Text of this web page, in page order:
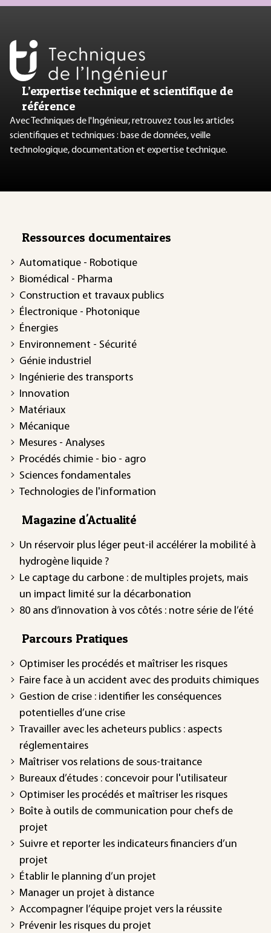
L’expertise technique et scientifique de
référence
Avec Techniques de l'Ingénieur, retrouvez tous les articles
scientifiques et techniques : base de données, veille
technologique, documentation et expertise technique.
Ressources documentaires
Automatique - Robotique
Biomédical - Pharma
Construction et travaux publics
Électronique - Photonique
Énergies
Environnement - Sécurité
Génie industriel
Ingénierie des transports
Innovation
Matériaux
Mécanique
Mesures - Analyses
Procédés chimie - bio - agro
Sciences fondamentales
Technologies de l'information
Magazine d'Actualité
Un réservoir plus léger peut-il accélérer la mobilité à
hydrogène liquide ?
Le captage du carbone : de multiples projets, mais
un impact limité sur la décarbonation
80 ans d’innovation à vos côtés : notre série de l’été
Parcours Pratiques
Optimiser les procédés et maîtriser les risques
Faire face à un accident avec des produits chimiques
Gestion de crise : identifier les conséquences
potentielles d’une crise
Travailler avec les acheteurs publics : aspects
réglementaires
Maîtriser vos relations de sous-traitance
Bureaux d’études : concevoir pour l'utilisateur
Optimiser les procédés et maîtriser les risques
Boîte à outils de communication pour chefs de
projet
Suivre et reporter les indicateurs financiers d’un
projet
Établir le planning d’un projet
Manager un projet à distance
Accompagner l’équipe projet vers la réussite
Prévenir les risques du projet